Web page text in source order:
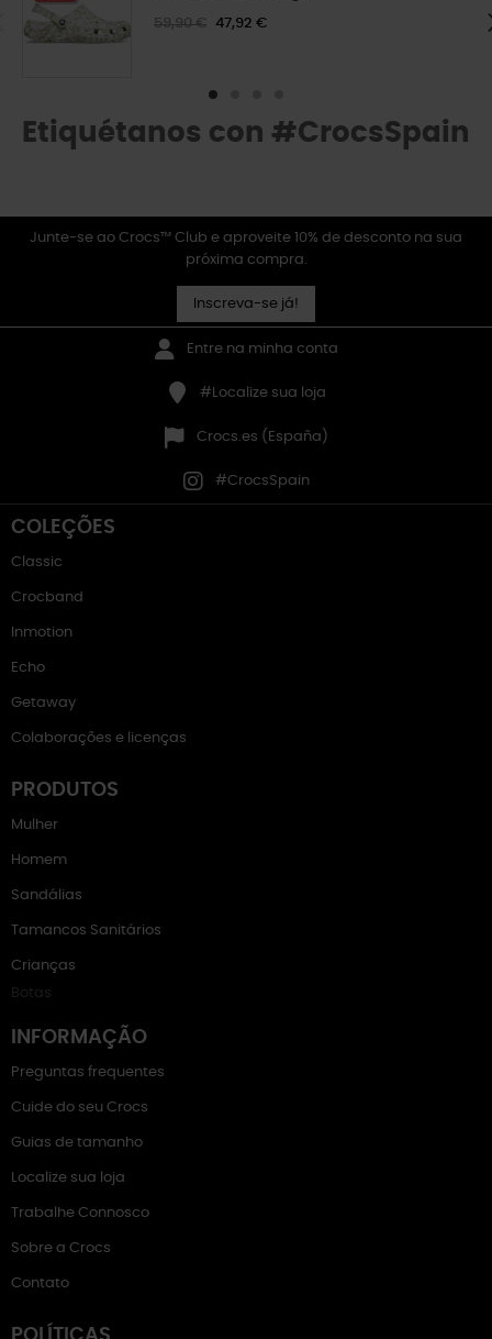
59,90 € 47,92 €
Etiquétanos con #CrocsSpain
Junte-se ao Crocs™ Club e aproveite 10% de desconto na sua
próxima compra.
Inscreva-se já!
Entre na minha conta
#Localize sua loja
Crocs.es (España)
#CrocsSpain
COLEÇÕES
Classic
Crocband
Inmotion
Echo
Getaway
Colaborações e licenças
PRODUTOS
Mulher
Homem
Sandálias
Tamancos Sanitários
Crianças
Botas
INFORMAÇÃO
Preguntas frequentes
Cuide do seu Crocs
Guias de tamanho
Localize sua loja
Trabalhe Connosco
Sobre a Crocs
Contato